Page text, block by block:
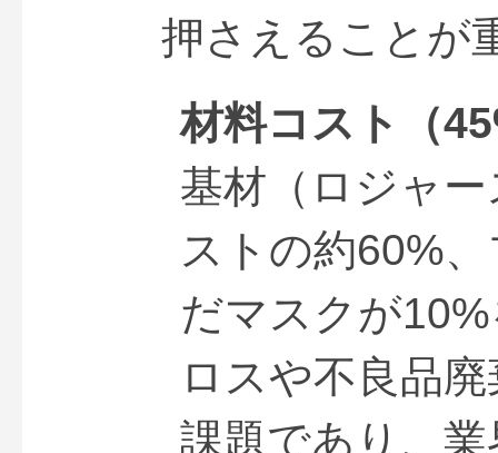
押さえることが
材料コスト（
基材（ロジャ
ストの約60%
だマスクが
ロスや不良品
課題であり、